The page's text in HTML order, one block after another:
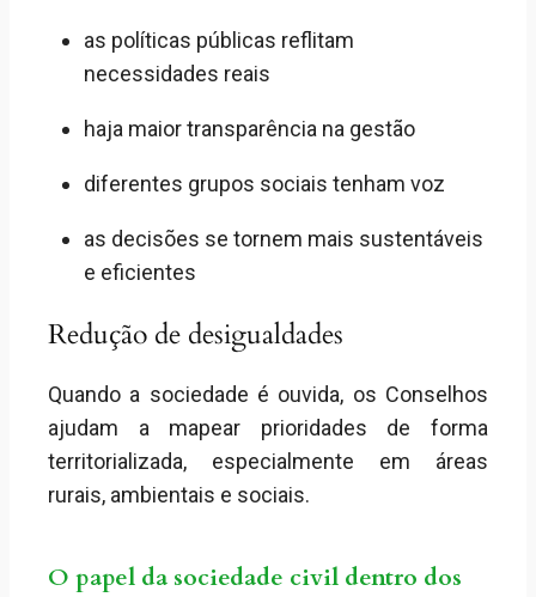
as políticas públicas reflitam
necessidades reais
haja maior transparência na gestão
diferentes grupos sociais tenham voz
as decisões se tornem mais sustentáveis
e eficientes
Redução de desigualdades
Quando a sociedade é ouvida, os Conselhos
ajudam a mapear prioridades de forma
territorializada, especialmente em áreas
rurais, ambientais e sociais.
O papel da sociedade civil dentro dos